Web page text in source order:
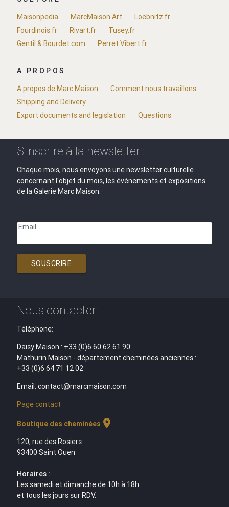
Maisonpedia
MarcMaison.Art
Loebnitz.fr
Fourdinois.fr
Rivart.fr
Tusey.fr
Gentil & Bourdet.com
Perret Vibert.fr
A PROPOS
A propos de Marc Maison
Comment nous travaillons
Shipping and Delivery
Export documents and legislation
Questions
S'inscrire à la newsletter :
Chaque mois, nous envoyons une newsletter culturelle
concernant l'objet du mois, les évènements et expositions
de la Galerie Marc Maison.
Email
SOUSCRIRE
Nous contacter:
Téléphone:
Daisy Maison : +33 (0)6 60 62 61 90
Mathurin Maison - département cheminées anciennes :
+33 (0)6 64 71 12 02
Email: contact@marcmaison.com
Page contact
Boutique des cheminées location_on
120, rue des Rosiers
93400 Saint Ouen
Horaires :
Les samedi et dimanche de 10h à 18h
et tous les jours sur RDV.